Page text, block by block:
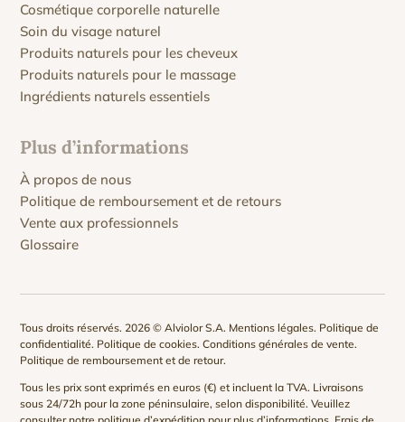
Cosmétique corporelle naturelle
Soin du visage naturel
Produits naturels pour les cheveux
Produits naturels pour le massage
Ingrédients naturels essentiels
Plus d’informations
À propos de nous
Politique de remboursement et de retours
Vente aux professionnels
Glossaire
Tous droits réservés. 2026 © Alviolor S.A. Mentions légales. Politique de
confidentialité. Politique de cookies.Conditions générales de vente.
Politique de remboursement et de retour.
Tous les prix sont exprimés en euros (€) et incluent la TVA. Livraisons
sous 24/72h pour la zone péninsulaire, selon disponibilité. Veuillez